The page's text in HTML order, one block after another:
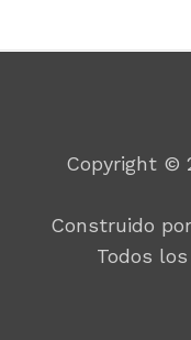
Copyright ©
Construido
Todos